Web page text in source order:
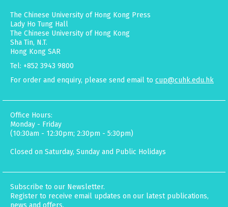
The Chinese University of Hong Kong Press
Lady Ho Tung Hall
The Chinese University of Hong Kong
Sha Tin, N.T.
Hong Kong SAR
Tel: +852 3943 9800
For order and enquiry, please send email to cup@cuhk.edu.hk
Office Hours:
Monday - Friday
(10:30am - 12:30pm; 2:30pm - 5:30pm)
Closed on Saturday, Sunday and Public Holidays
Subscribe to our Newsletter.
Register to receive email updates on our latest publications,